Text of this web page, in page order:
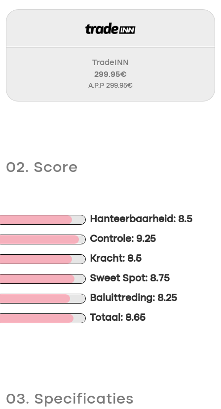
TradeINN
299.95€
A.P.P 299.95€
02. Score
Hanteerbaarheid: 8.5
Controle: 9.25
Kracht: 8.5
Sweet Spot: 8.75
Baluittreding: 8.25
Totaal: 8.65
03. Specificaties